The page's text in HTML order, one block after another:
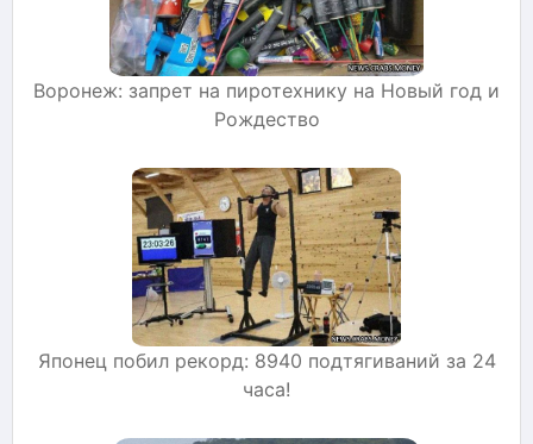
Воронеж: запрет на пиротехнику на Новый год и
Рождество
Японец побил рекорд: 8940 подтягиваний за 24
часа!